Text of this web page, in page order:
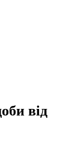
від